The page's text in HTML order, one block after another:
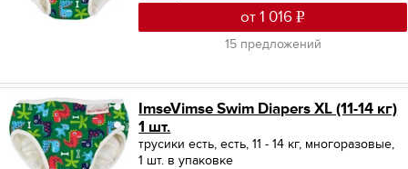
от 1 016
15 предложений
ImseVimse Swim Diapers XL (11-14 кг)
1 шт.
трусики есть, есть, 11 - 14 кг, многоразовые,
1 шт. в упаковке